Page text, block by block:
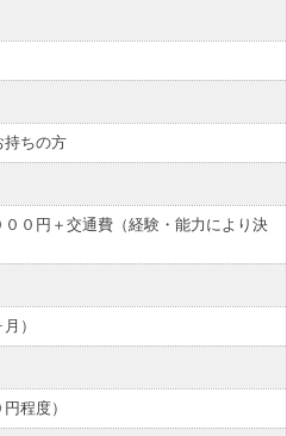
持ちの方
０円＋交通費（経験・能力により決
）
程度）